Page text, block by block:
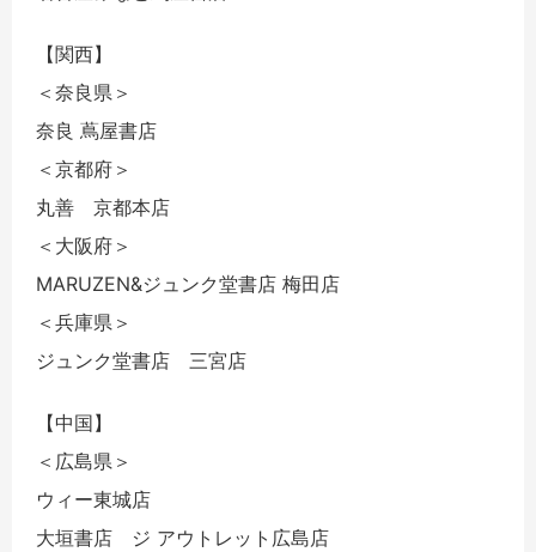
【関西】
＜奈良県＞
奈良 蔦屋書店
＜京都府＞
丸善 京都本店
＜大阪府＞
MARUZEN&ジュンク堂書店 梅田店
＜兵庫県＞
ジュンク堂書店 三宮店
【中国】
＜広島県＞
ウィー東城店
大垣書店 ジ アウトレット広島店